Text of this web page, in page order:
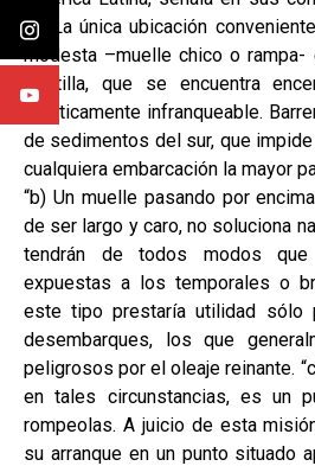
“a) La única ubicación
modesta –muelle chico o
Puntilla, que se encuentra
prácticamente infranqueable.
de sedimentos del sur, que
cualquiera embarcación la mayor
“b) Un muelle pasando por
de ser largo y caro, no soluciona
tendrán de todos modos que
expuestas a los temporales o
este tipo prestaría utilidad sólo
desembarques, los que
peligrosos por el oleaje reinante.
en tales circunstancias, es un
rompeolas. A juicio de esta
su arranque en un punto situado